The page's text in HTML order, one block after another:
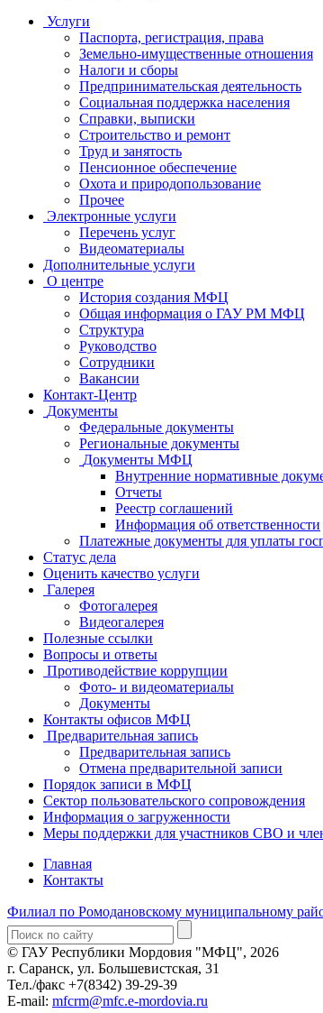
Услуги
Паспорта, регистрация, права
Земельно-имущественные отношения
Налоги и сборы
Предпринимательская деятельность
Социальная поддержка населения
Справки, выписки
Строительство и ремонт
Труд и занятость
Пенсионное обеспечение
Охота и природопользование
Прочее
Электронные услуги
Перечень услуг
Видеоматериалы
Дополнительные услуги
О центре
История создания МФЦ
Общая информация о ГАУ РМ МФЦ
Структура
Руководство
Сотрудники
Вакансии
Контакт-Центр
Документы
Федеральные документы
Региональные документы
Документы МФЦ
Внутренние нормативные
Отчеты
Реестр соглашений
Информация об ответственности
Платежные документы для уплаты
Статус дела
Оценить качество услуги
Галерея
Фотогалерея
Видеогалерея
Полезные ссылки
Вопросы и ответы
Противодействие коррупции
Фото- и видеоматериалы
Документы
Контакты офисов МФЦ
Предварительная запись
Предварительная запись
Отмена предварительной записи
Порядок записи в МФЦ
Сектор пользовательского сопровождения
Информация о загруженности
Меры поддержки для участников СВО и
Главная
Контакты
Филиал по Ромодановскому муниципальному
© ГАУ Республики Мордовия "МФЦ", 2026
г. Саранск, ул. Большевистская, 31
Тел./факс +7(8342) 39-29-39
E-mail: mfcrm@mfc.e-mordovia.ru